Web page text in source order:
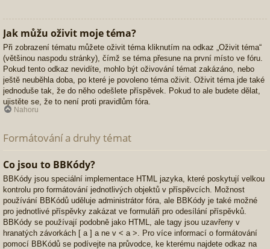
Jak můžu oživit moje téma?
Při zobrazení tématu můžete oživit téma kliknutím na odkaz „Oživit téma“
(většinou naspodu stránky), čímž se téma přesune na první místo ve fóru.
Pokud tento odkaz nevidíte, mohlo být oživování témat zakázáno, nebo
ještě neuběhla doba, po které je povoleno téma oživit. Oživit téma jde také
jednoduše tak, že do něho odešlete příspěvek. Pokud to ale budete dělat,
ujistěte se, že to není proti pravidlům fóra.
Nahoru
Formátování a druhy témat
Co jsou to BBKódy?
BBKódy jsou speciální implementace HTML jazyka, které poskytují velkou
kontrolu pro formátování jednotlivých objektů v příspěvcích. Možnost
používání BBKódů uděluje administrátor fóra, ale BBKódy je také možné
pro jednotlivé příspěvky zakázat ve formuláři pro odesílání příspěvků.
BBKódy se používají podobně jako HTML, ale tagy jsou uzavřeny v
hranatých závorkách [ a ] a ne v < a >. Pro více informací o formátování
pomocí BBKódů se podívejte na průvodce, ke kterému najdete odkaz na